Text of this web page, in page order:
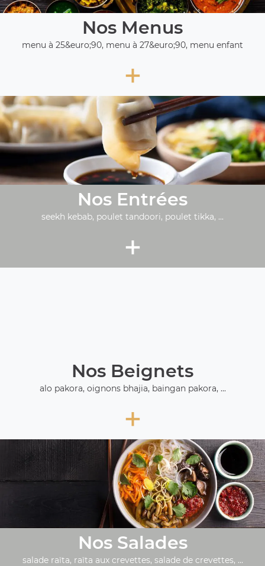
Nos Menus
menu à 25&euro;90, menu à 27&euro;90, menu enfant
+
Nos Entrées
seekh kebab, poulet tandoori, poulet tikka, ...
+
Nos Beignets
alo pakora, oignons bhajia, baingan pakora, ...
+
Nos Salades
salade raïta, raïta aux crevettes, salade de crevettes, ...